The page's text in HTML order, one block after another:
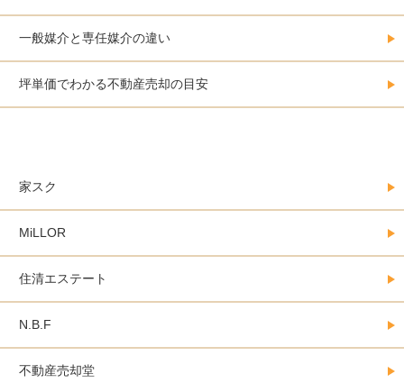
一般媒介と専任媒介の違い
坪単価でわかる不動産売却の目安
家スク
MiLLOR
住清エステート
N.B.F
不動産売却堂